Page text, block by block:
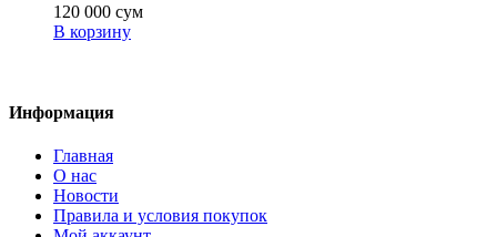
120 000 сум
В корзину
Информация
Главная
О нас
Новости
Правила и условия покупок